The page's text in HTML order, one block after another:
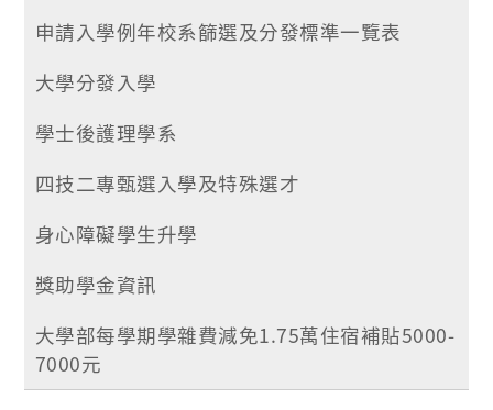
申請入學例年校系篩選及分發標準一覽表
大學分發入學
學士後護理學系
四技二專甄選入學及特殊選才
身心障礙學生升學
獎助學金資訊
大學部每學期學雜費減免1.75萬住宿補貼5000-
7000元